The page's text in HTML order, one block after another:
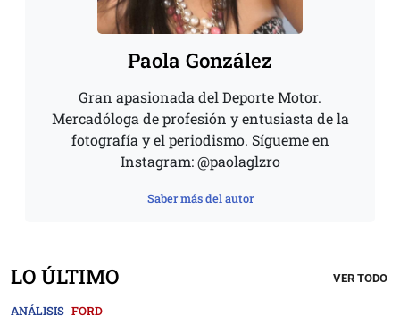
Paola González
Gran apasionada del Deporte Motor.
Mercadóloga de profesión y entusiasta de la
fotografía y el periodismo. Sígueme en
Instagram: @paolaglzro
Saber más del autor
LO ÚLTIMO VER TODO
ANÁLISIS FORD